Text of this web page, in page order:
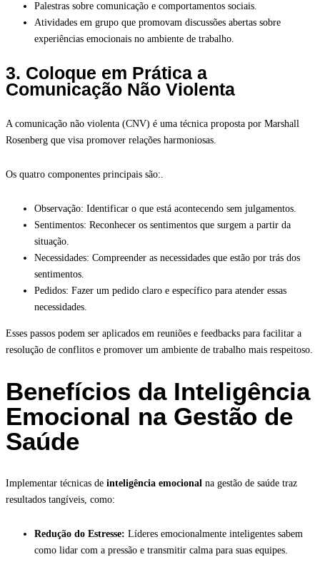
Palestras sobre comunicação e comportamentos sociais.
Atividades em grupo que promovam discussões abertas sobre
experiências emocionais no ambiente de trabalho.
3. Coloque em Prática a
Comunicação Não Violenta
A comunicação não violenta (CNV) é uma técnica proposta por Marshall
Rosenberg que visa promover relações harmoniosas.
Os quatro componentes principais são:.
Observação: Identificar o que está acontecendo sem julgamentos.
Sentimentos: Reconhecer os sentimentos que surgem a partir da
situação.
Necessidades: Compreender as necessidades que estão por trás dos
sentimentos.
Pedidos: Fazer um pedido claro e específico para atender essas
necessidades.
Esses passos podem ser aplicados em reuniões e feedbacks para facilitar a
resolução de conflitos e promover um ambiente de trabalho mais respeitoso.
Benefícios da Inteligência
Emocional na Gestão de
Saúde
Implementar técnicas de inteligência emocional na gestão de saúde traz
resultados tangíveis, como:
Redução do Estresse: Líderes emocionalmente inteligentes sabem
como lidar com a pressão e transmitir calma para suas equipes.